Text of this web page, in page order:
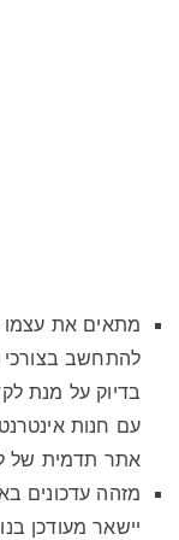
מתאים את עצמו
להתחשב בצורכי
בדיוק על מנת
עם חנות
אתר תדמית של
מזהה עדכונים
יישאר מעודכן